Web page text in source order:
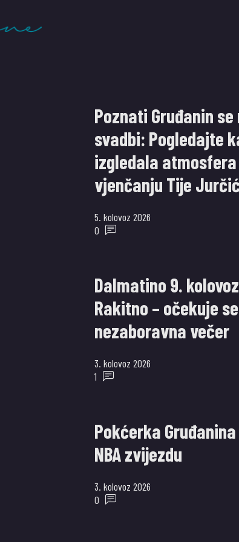
Poznati Gruđanin
svadbi: Pogledajte
izgledala
vjenčanju Tije Jurčić
5. kolovoz 2026
0
Dalmatino 9.
Rakitno – očekuje
nezaboravna večer
3. kolovoz 2026
1
Pokćerka
NBA zvijezdu
3. kolovoz 2026
0